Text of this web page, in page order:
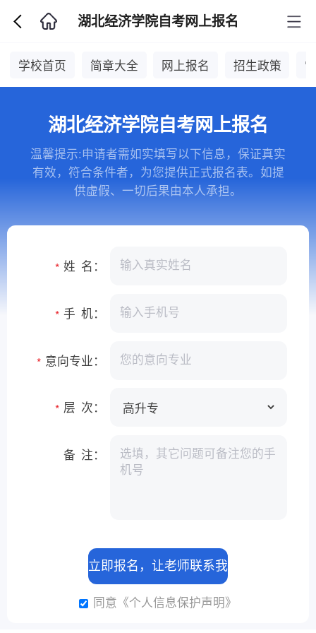
湖北经济学院自考网上报名
学校首页 简章大全 网上报名 招生政策
湖北经济学院自考网上报名
温馨提示:申请者需如实填写以下信息，保证真实
有效，符合条件者，为您提供正式报名表。如提
供虚假、一切后果由本人承担。
* 姓 名：
* 手 机：
* 意向专业：
* 层 次：
备 注：
同意《个人信息保护声明》